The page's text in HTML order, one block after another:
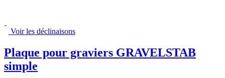
Voir les déclinaisons
Plaque pour graviers GRAVELSTAB
simple